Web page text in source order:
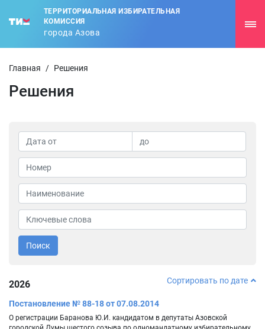
ТЕРРИТОРИАЛЬНАЯ ИЗБИРАТЕЛЬНАЯ
КОМИССИЯ
города Азова
Главная / Решения
Решения
Поиск
2026 Сортировать по дате
Постановление № 88-18 от 07.08.2014
О регистрации Баранова Ю.И. кандидатом в депутаты Азовской